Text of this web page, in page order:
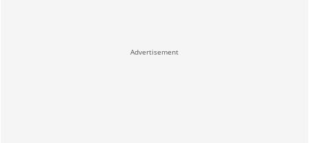
Advertisement